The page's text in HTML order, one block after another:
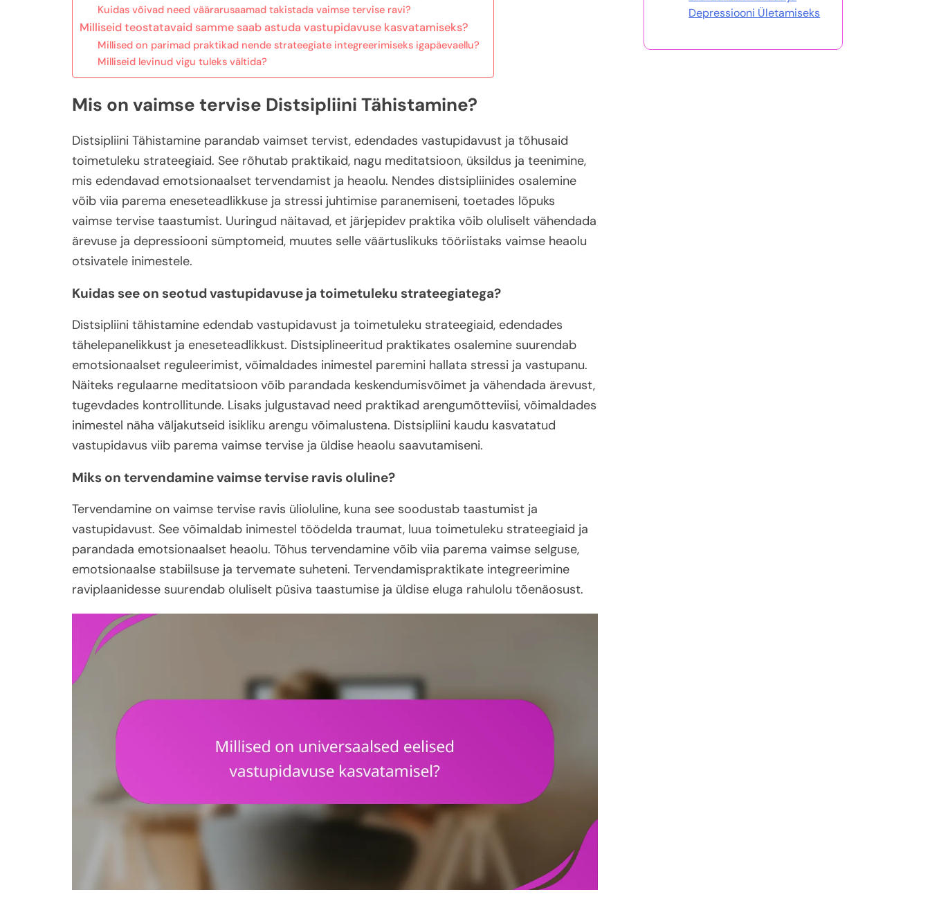
Kuidas võivad need väärarusaamad takistada vaimse tervise ravi?
Milliseid teostatavaid samme saab astuda vastupidavuse kasvatamiseks?
Millised on parimad praktikad nende strateegiate integreerimiseks igapäevaellu?
Milliseid levinud vigu tuleks vältida?
Mis on vaimse tervise Distsipliini Tähistamine?
Distsipliini Tähistamine parandab vaimset tervist, edendades vastupidavust ja tõhusaid
toimetuleku strateegiaid. See rõhutab praktikaid, nagu meditatsioon, üksildus ja teenimine,
mis edendavad emotsionaalset tervendamist ja heaolu. Nendes distsipliinides osalemine
võib viia parema eneseteadlikkuse ja stressi juhtimise paranemiseni, toetades lõpuks
vaimse tervise taastumist. Uuringud näitavad, et järjepidev praktika võib oluliselt vähendada
ärevuse ja depressiooni sümptomeid, muutes selle väärtuslikuks tööriistaks vaimse heaolu
otsivatele inimestele.
Kuidas see on seotud vastupidavuse ja toimetuleku strateegiatega?
Distsipliini tähistamine edendab vastupidavust ja toimetuleku strateegiaid, edendades
tähelepanelikkust ja eneseteadlikkust. Distsiplineeritud praktikates osalemine suurendab
emotsionaalset reguleerimist, võimaldades inimestel paremini hallata stressi ja vastupanu.
Näiteks regulaarne meditatsioon võib parandada keskendumisvõimet ja vähendada ärevust,
tugevdades kontrollitunde. Lisaks julgustavad need praktikad arengumõtteviisi, võimaldades
inimestel näha väljakutseid isikliku arengu võimalustena. Distsipliini kaudu kasvatatud
vastupidavus viib parema vaimse tervise ja üldise heaolu saavutamiseni.
Miks on tervendamine vaimse tervise ravis oluline?
Tervendamine on vaimse tervise ravis ülioluline, kuna see soodustab taastumist ja
vastupidavust. See võimaldab inimestel töödelda traumat, luua toimetuleku strateegiaid ja
parandada emotsionaalset heaolu. Tõhus tervendamine võib viia parema vaimse selguse,
emotsionaalse stabiilsuse ja tervemate suheteni. Tervendamispraktikate integreerimine
raviplaanidesse suurendab oluliselt püsiva taastumise ja üldise eluga rahulolu tõenäosust.
Depressiooni Ületamiseks